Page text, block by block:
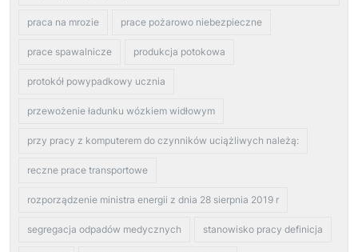
praca na mrozie prace pożarowo niebezpieczne
prace spawalnicze produkcja potokowa
protokół powypadkowy ucznia
przewożenie ładunku wózkiem widłowym
przy pracy z komputerem do czynników uciążliwych należą:
reczne prace transportowe
rozporządzenie ministra energii z dnia 28 sierpnia 2019 r
segregacja odpadów medycznych stanowisko pracy definicja